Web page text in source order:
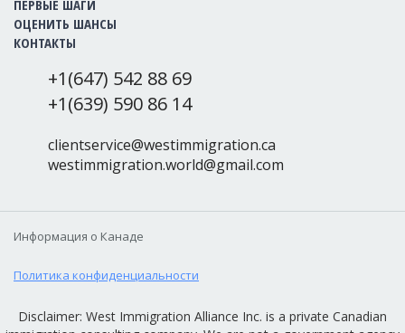
ПЕРВЫЕ ШАГИ
ОЦЕНИТЬ ШАНСЫ
КОНТАКТЫ
+1(647) 542 88 69
+1(639) 590 86 14
clientservice@westimmigration.ca
westimmigration.world@gmail.com
Информация о Канаде
Политика конфиденциальности
Disclaimer: West Immigration Alliance Inc. is a private Canadian